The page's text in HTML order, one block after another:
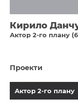
Кирило
Актор 2-го плану
Проекти
Актор 2-го плану